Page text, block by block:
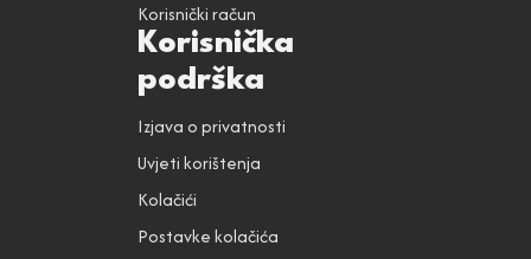
Korisnički račun
Korisnička
podrška
Izjava o privatnosti
Uvjeti korištenja
Kolačići
Postavke kolačića